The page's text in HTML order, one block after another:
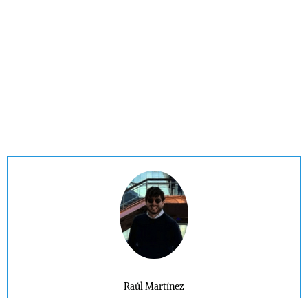
Raúl Martínez